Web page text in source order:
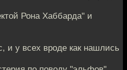
Рона Хаббарда" и
и у всех вроде как нашлись